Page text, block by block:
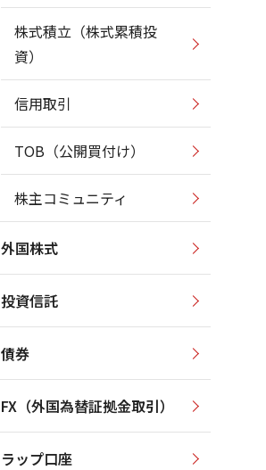
株式積立（株式累積投
資）
信用取引
TOB（公開買付け）
株主コミュニティ
外国株式
投資信託
債券
FX（外国為替証拠金取引）
ラップ口座